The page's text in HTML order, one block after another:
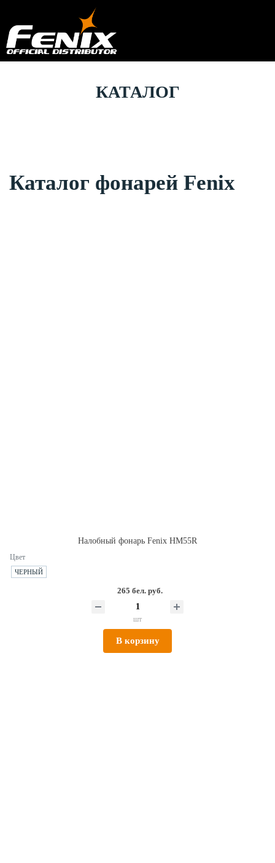
КАТАЛОГ
Каталог фонарей Fenix
Налобный фонарь Fenix HM55R
Цвет
ЧЕРНЫЙ
265 бел. руб.
шт
В корзину